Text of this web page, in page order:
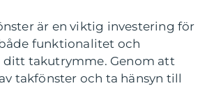
är en viktig investering för
funktionalitet och
ditt takutrymme. Genom att
takfönster och ta hänsyn till